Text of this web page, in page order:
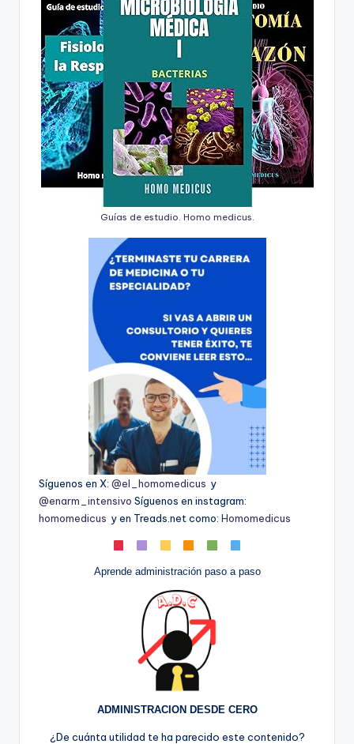
Guías de estudio. Homo medicus.
Síguenos en X: @el_homomedicus y
@enarm_intensivo Síguenos en instagram:
homomedicus y en Treads.net como: Homomedicus
Aprende administración paso a paso
ADMINISTRACION DESDE CERO
¿De cuánta utilidad te ha parecido este contenido?